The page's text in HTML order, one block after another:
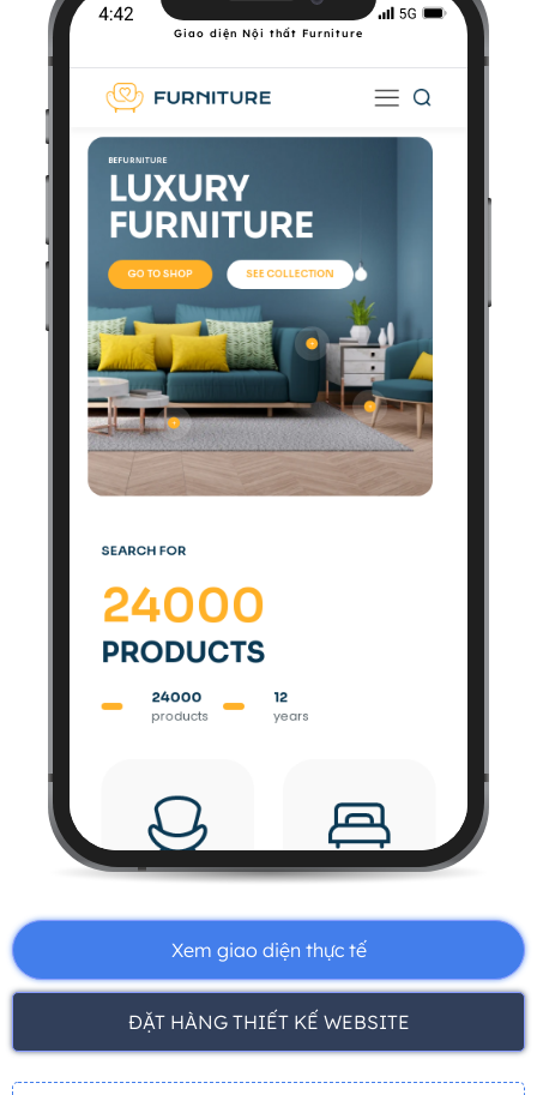
Giao diện Nội thất Furniture
Xem giao diện thực tế
ĐẶT HÀNG THIẾT KẾ WEBSITE